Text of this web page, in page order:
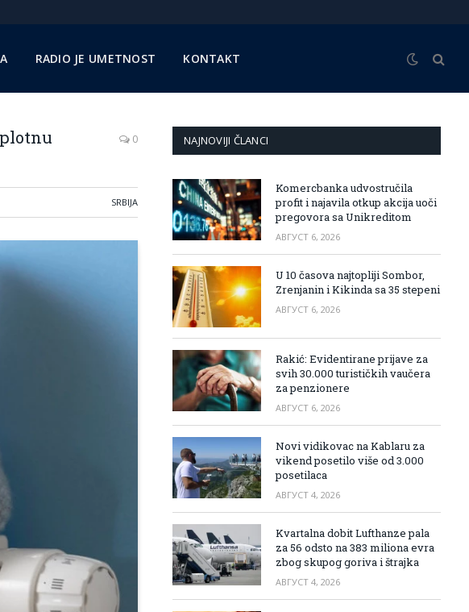
RADIO JE UMETNOST KONTAKT
0
SRBIJA
NAJNOVIJI ČLANCI
Komercbanka udvostručila
profit i najavila otkup akcija uoči
pregovora sa Unikreditom
АВГУСТ 6, 2026
U 10 časova najtopliji Sombor,
Zrenjanin i Kikinda sa 35 stepeni
АВГУСТ 6, 2026
Rakić: Evidentirane prijave za
svih 30.000 turističkih vaučera
za penzionere
АВГУСТ 6, 2026
Novi vidikovac na Kablaru za
vikend posetilo više od 3.000
posetilaca
АВГУСТ 4, 2026
Kvartalna dobit Lufthanze pala
za 56 odsto na 383 miliona evra
zbog skupog goriva i štrajka
АВГУСТ 4, 2026